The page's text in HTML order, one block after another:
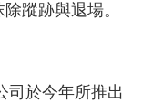
蹤跡與退場。
司於今年所推出